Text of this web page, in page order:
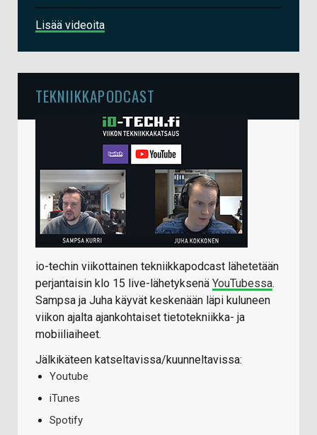
Lisää videoita
TEKNIIKKAPODCAST
io-techin viikottainen tekniikkapodcast lähetetään
perjantaisin klo 15 live-lähetyksenä YouTubessa.
Sampsa ja Juha käyvät keskenään läpi kuluneen
viikon ajalta ajankohtaiset tietotekniikka- ja
mobiiliaiheet.
Jälkikäteen katseltavissa/kuunneltavissa:
Youtube
iTunes
Spotify